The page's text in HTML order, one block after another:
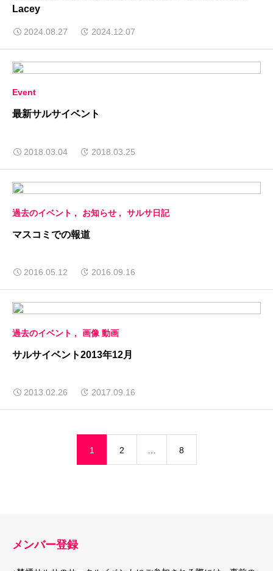
Lacey
2024.08.27 2024.12.07
Event
最新サルサイベント
2018.03.04 2018.03.25
過去のイベント お知らせ サルサ日記
マスコミでの報道
2016.05.12 2016.09.16
過去のイベント 画像 動画
サルサイベント2013年12月
2013.02.26 2017.09.16
1 2 8
メンバー登録